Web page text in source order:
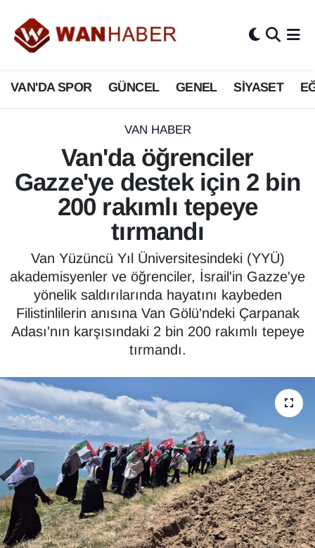
VAN'DA SPOR GÜNCEL GENEL SİYASET
VAN HABER
Van'da öğrenciler
Gazze'ye destek için 2 bin
200 rakımlı tepeye
tırmandı
Van Yüzüncü Yıl Üniversitesindeki (YYÜ)
akademisyenler ve öğrenciler, İsrail'in Gazze'ye
yönelik saldırılarında hayatını kaybeden
Filistinlilerin anısına Van Gölü'ndeki Çarpanak
Adası'nın karşısındaki 2 bin 200 rakımlı tepeye
tırmandı.
3.SAYFA
ASAYİŞ
BİLİM VE TEKNOLOJİ
Biyografi
Bölge Haberleri
Deprem
Dernekler, Odalar
Diğer
DÜNYA
EĞİTİM
EKONOMİ
Eleman
Emlak
Van Nöbetçi Eczaneler
Van Hava Durumu
Van Namaz Vakitleri
Van Trafik Yoğunluk Haritası
Süper Lig Puan Durumu ve Fikstür
Tüm Manşetler
Son Dakika Haberleri
Haber Arşivi